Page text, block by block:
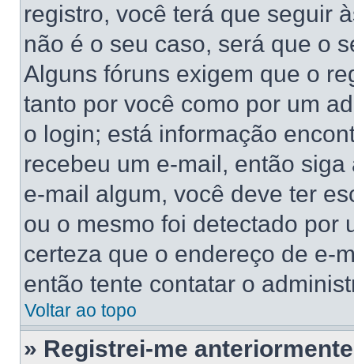
registro, você terá que seguir
não é o seu caso, será que o
Alguns fóruns exigem que o
tanto por você como por um
o login; está informação
recebeu um e-mail, então
e-mail algum, você deve ter
ou o mesmo foi detectado por
certeza que o endereço de e-
então tente contatar o
Voltar ao topo
» Registrei-me